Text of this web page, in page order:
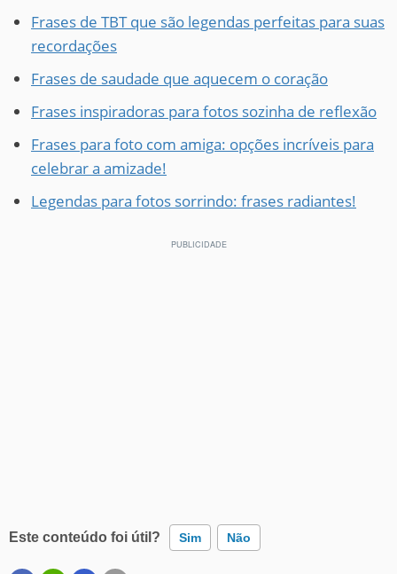
Frases de TBT que são legendas perfeitas para suas
recordações
Frases de saudade que aquecem o coração
Frases inspiradoras para fotos sozinha de reflexão
Frases para foto com amiga: opções incríveis para
celebrar a amizade!
Legendas para fotos sorrindo: frases radiantes!
Este conteúdo foi útil? Sim Não